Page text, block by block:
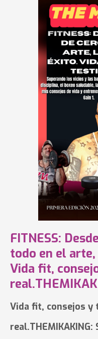
FITNESS:
todo en el
Vida fit,
Vida fit, consejos y